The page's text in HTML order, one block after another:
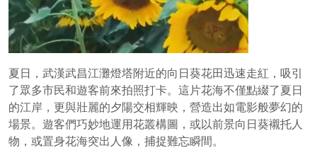
夏日，武漢武昌江灘燈塔附近的向日葵花田迅速走紅，吸引
了眾多市民和遊客前來拍照打卡。這片花海不僅點綴了夏日
的江岸，更與壯麗的夕陽交相輝映，營造出如電影般夢幻的
場景。遊客們巧妙地運用花叢構圖，或以前景向日葵襯托人
物，或置身花海突出人像，捕捉難忘瞬間。